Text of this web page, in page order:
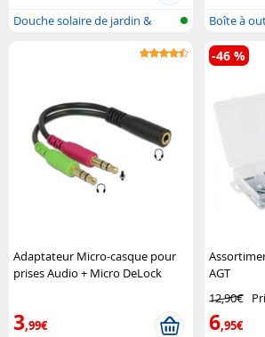
Douche solaire de jardin &
Boîte à
Adaptateur Micro-casque pour
prises Audio + Micro DeLock
3,99€
AGT
12,90€
6,95€
-46 %